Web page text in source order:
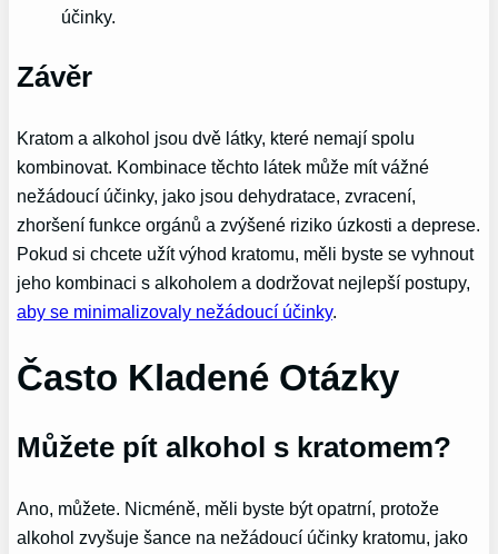
účinky.
Závěr
Kratom a alkohol jsou dvě látky, které nemají spolu
kombinovat. Kombinace těchto látek může mít vážné
nežádoucí účinky, jako jsou dehydratace, zvracení,
zhoršení funkce orgánů a zvýšené riziko úzkosti a deprese.
Pokud si chcete užít výhod kratomu, měli byste se vyhnout
jeho kombinaci s alkoholem a dodržovat nejlepší postupy,
aby se minimalizovaly nežádoucí účinky.
Často Kladené Otázky
Můžete pít alkohol s kratomem?
Ano, můžete. Nicméně, měli byste být opatrní, protože
alkohol zvyšuje šance na nežádoucí účinky kratomu, jako